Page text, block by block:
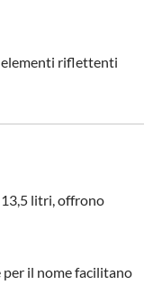
elementi riflettenti
13,5 litri, offrono
il nome facilitano